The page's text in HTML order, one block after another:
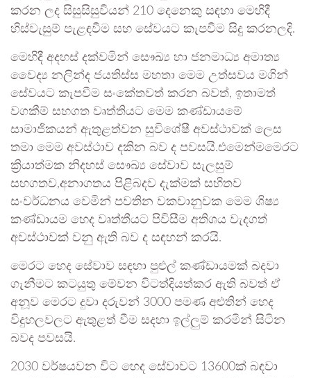
කරන ලද සිසුසිසුවියන් 210 දෙනෙකු සඳහා මෙහිදී
හිස්වැසුම් පැළඳවීම සහ සේවයට කැපවීම සිදු කරනලදි.
මෙහිදී අදහස් දක්වමින් සෞඛ්‍ය හා ජනමාධ්‍ය අමාත්‍ය
වෛද්‍ය නලින්ද ජයතිස්ස මහතා මෙම උත්සවය මගින්
සේවයට කැපවීම සංකේතවත් කරන බවත්, ඉතාමත්
වගකීම් සහගත වෘත්තියට මෙම කණ්ඩායමේ
සාමාජිකයන් ඇතුළත්වන සුවිශේෂී අවස්ථාවක් ලෙස
තමා මෙම අවස්ථාව දකින බව ද පවසයි.එමෙන්මමෙරට
ක්‍රියාත්මක නිදහස් සෞඛ්‍ය සේවාව සැලසුම්
සහගතව,අනාගතය පිළිබදව දැක්මක් සහිතව
සංවර්ධනය වෙමින් පවතින වකවානුවක මෙම ශිෂ්‍ය
කණ්ඩායම හෙද වෘත්තීයට පිවිසීම අතිශය වැදගත්
අවස්ථාවක් වනු ඇති බව ද සඳහන් කරයි.
මෙරට හෙද සේවාව සඳහා පුළුල් කණ්ඩායමක් බදවා
ගැනීමට කටයුතු මේවන විටත්දියත්කර ඇති බවත් ඒ
අනූව මෙරට දුවා දරුවන් 3000 පමණ අළුතින් හෙද
විදුහලවලට ඇතුළත් වීම සදහා ඉල්ලුම් කරමින් සිටින
බවද පවසයි.
2030 වර්ෂයවන විට හෙද සේවාවට 13600ක් බඳවා